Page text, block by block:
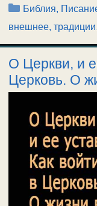
Рубрики
Библия,
внешнее, традиции
О Церкви, и
Церковь. О